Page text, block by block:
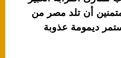
أن تلد مصر من
ديمومة عذوبة